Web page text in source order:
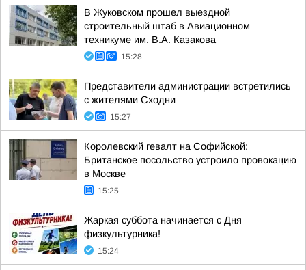
В Жуковском прошел выездной
строительный штаб в Авиационном
техникуме им. В.А. Казакова
15:28
Представители администрации встретились
с жителями Сходни
15:27
Королевский гевалт на Софийской:
Британское посольство устроило провокацию
в Москве
15:25
Жаркая суббота начинается с Дня
физкультурника!
15:24